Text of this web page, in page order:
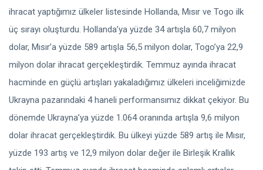
ihracat yaptığımız ülkeler listesinde Hollanda, Mısır ve Togo ilk
üç sırayı oluşturdu. Hollanda’ya yüzde 34 artışla 60,7 milyon
dolar, Mısır’a yüzde 589 artışla 56,5 milyon dolar, Togo’ya 22,9
milyon dolar ihracat gerçekleştirdik. Temmuz ayında ihracat
hacminde en güçlü artışları yakaladığımız ülkeleri inceliğimizde
Ukrayna pazarındaki 4 haneli performansımız dikkat çekiyor. Bu
dönemde Ukrayna’ya yüzde 1.064 oranında artışla 9,6 milyon
dolar ihracat gerçekleştirdik. Bu ülkeyi yüzde 589 artış ile Mısır,
yüzde 193 artış ve 12,9 milyon dolar değer ile Birleşik Krallık